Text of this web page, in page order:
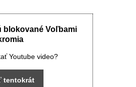
blokované Voľbami
Youtube video?
tentokrát